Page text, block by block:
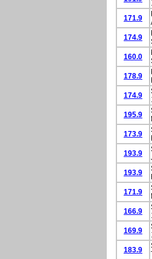
171.9
174.9
160.0
178.9
174.9
195.9
173.9
193.9
193.9
171.9
166.9
169.9
183.9